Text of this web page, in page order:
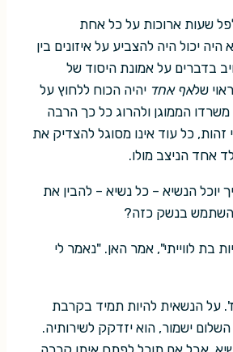
שעות ארוכות על כל אחת
יכול היה להצביע על איזונים בין
בדברים על אמונת היסוד של
שלאף אחד יהיה הכוח ללחוץ על
הממוגן ולהרוג כל כך הרבה
זהות, כל עוד אינו מסוגל להצדיק את
אחד הניצב מולו.
יוכל הנשיא – כל נשיא – להבין את
בנשק כזה?
בת לווייתי", אמר האן. "נאמר לי
על הנשאית להיות תמיד בקרבת
ישמור, הוא יזדקק לשירותיה.